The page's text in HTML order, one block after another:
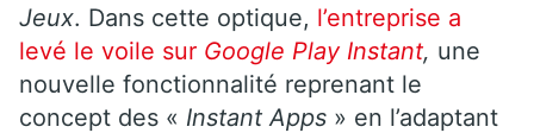
Jeux. Dans cette optique, l’entreprise a
levé le voile sur Google Play Instant, une
nouvelle fonctionnalité reprenant le
concept des « Instant Apps » en l’adaptant